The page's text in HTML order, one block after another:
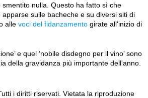
nulla. Questo ha fatto sì che
sulle bacheche e su diversi siti di
alle voci del fidanzamento girate all'inizio di
e quel ‘nobile disdegno per il vino’ sono
della gravidanza più importante dell'anno.
i diritti riservati. Vietata la riproduzione